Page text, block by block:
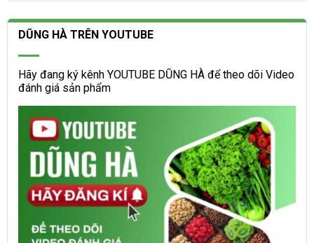
DŨNG HÀ TRÊN YOUTUBE
Hãy đang ký kênh YOUTUBE DŨNG HÀ để theo dõi Video
đánh giá sản phẩm